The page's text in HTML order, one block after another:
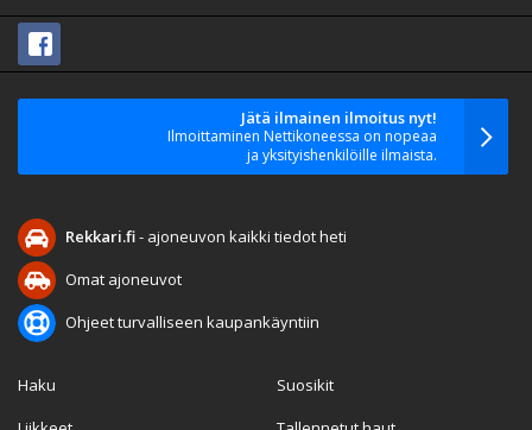
Jätä ilmainen ilmoitus nyt!
Ilmoittaminen Nettikoneessa on nopeaa
ja yksityishenkilöille ilmaista.
Rekkari.fi- ajoneuvon kaikki tiedot heti
Omat ajoneuvot
Ohjeet turvalliseen kaupankäyntiin
Haku
Suosikit